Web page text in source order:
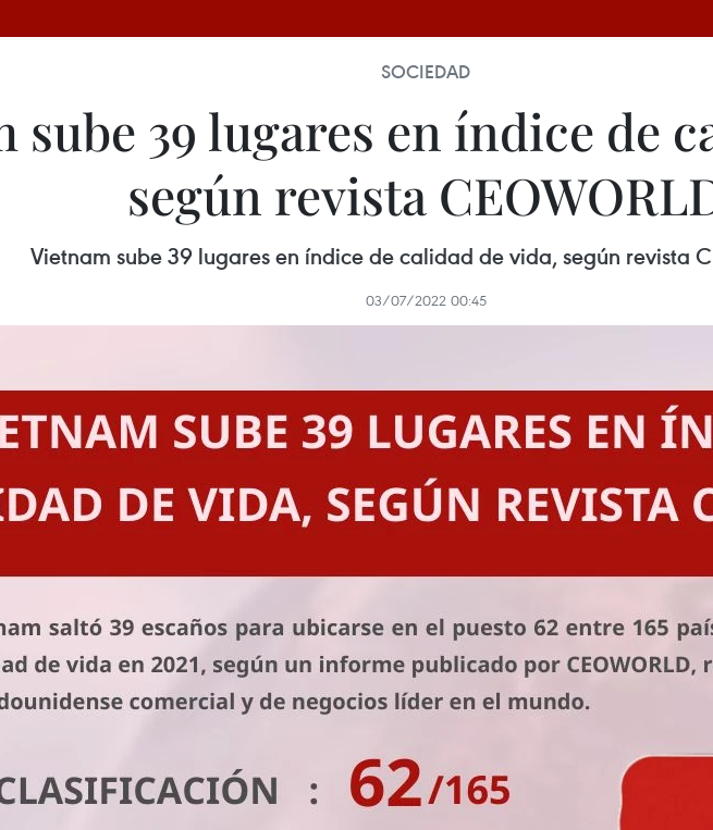
SOCIEDAD
sube 39 lugares en índice de
según revista
Vietnam sube 39 lugares en índice de calidad de vida, según revista
03/07/2022 00:45